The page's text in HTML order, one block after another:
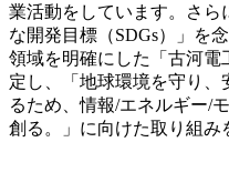
業活動をしています。さ
な開発目標（SDGs）」を
領域を明確にした「古河電
定し、「地球環境を守り
るため、情報/エネルギー/
創る。」に向けた取り組み